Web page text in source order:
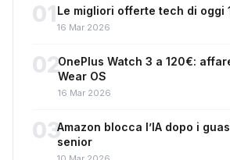
01 Le migliori offerte tech di oggi
16 Mar 2026
02OnePlus Watch 3 a 120€:
Wear OS
16 Mar 2026
03Amazon blocca l’IA dopo i
senior